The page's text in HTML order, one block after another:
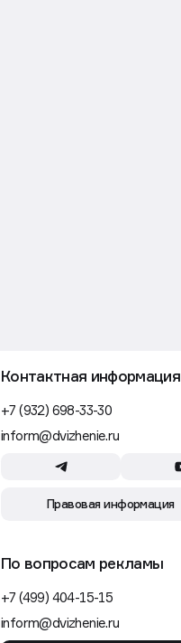
Контактная информация
+7 (932) 698-33-30
inform@dvizhenie.ru
Правовая информация
По вопросам рекламы
+7 (499) 404-15-15
inform@dvizhenie.ru